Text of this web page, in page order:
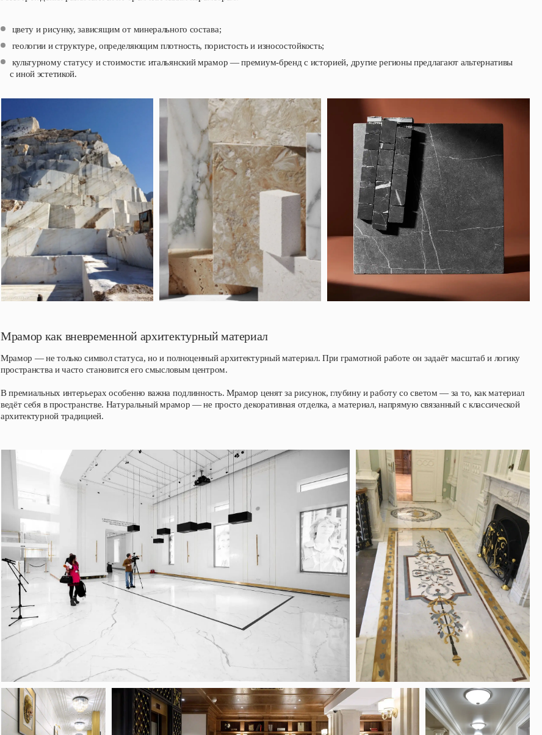
цвету и рисунку, зависящим от минерального состава;
геологии и структуре, определяющим плотность, пористость и износостойкость;
культурному статусу и стоимости: итальянский мрамор — премиум-бренд с историей, другие регионы предлагают альтернативы
с иной эстетикой.
Мрамор как вневременной архитектурный материал
Мрамор — не только символ статуса, но и полноценный архитектурный материал. При грамотной работе он задаёт масштаб и логику
пространства и часто становится его смысловым центром.
В премиальных интерьерах особенно важна подлинность. Мрамор ценят за рисунок, глубину и работу со светом — за то, как материал
ведёт себя в пространстве. Натуральный мрамор — не просто декоративная отделка, а материал, напрямую связанный с классической
архитектурной традицией.